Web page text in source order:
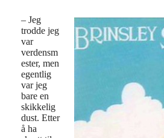
– Jeg
trodde jeg
var
verdensm
ester, men
egentlig
var jeg
bare en
skikkelig
dust. Etter
å ha